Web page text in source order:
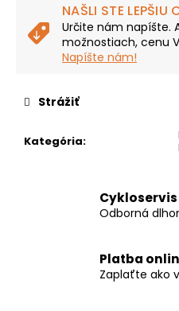
NAŠLI STE LEPŠIU
Určite nám napíšte.
možnostiach, cenu
Napíšte nám!
Kategória:
Strážiť
Cykloservis
Odborná
Platba
Zaplaťte ako
€1
899
Pôvodne: